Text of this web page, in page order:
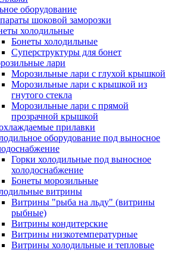
оборудование
шоковой заморозки
холодильные
Бонеты холодильные
Суперструктуры для бонет
лари
Морозильные лари с глухой крышкой
Морозильные лари с крышкой из
гнутого стекла
Морозильные лари с прямой
прозрачной крышкой
прилавки
оборудование под выносное
Горки холодильные под выносное
холодоснабжение
Бонеты морозильные
витрины
Витрины "рыба на льду" (витрины
рыбные)
Витрины кондитерские
Витрины низкотемпературные
Витрины холодильные и тепловые